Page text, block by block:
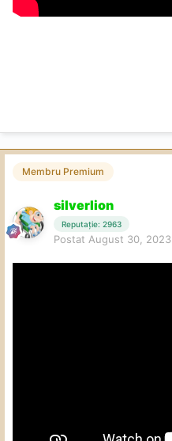
Membru Premium
silverlion
Reputație: 2963
Postat August 30, 2023